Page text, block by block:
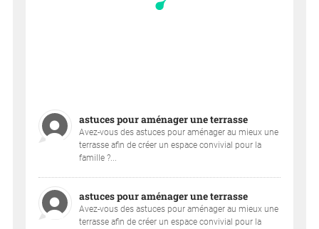
astuces pour aménager une terrasse
Avez-vous des astuces pour aménager au mieux une
terrasse afin de créer un espace convivial pour la
famille ?...
astuces pour aménager une terrasse
Avez-vous des astuces pour aménager au mieux une
terrasse afin de créer un espace convivial pour la